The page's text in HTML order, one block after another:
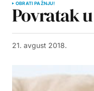
OBRATI PAŽNJU!
Povratak
21. avgust 2018.